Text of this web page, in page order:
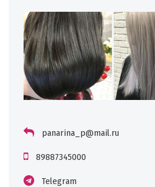
panarina_p@mail.ru
89887345000
Telegram